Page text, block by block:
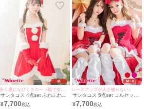
歩く度になびくスカート裾で女子力UP!♪
サンタコス 4点set ふわふわフ
レアラップデザイン サンタ コ
スプレ [ワンピース+サンタ帽
¥7,700
レースアップが人と被らない♪
サンタコス 5点set コルセット
調レースアップデザインフレア
スカート サンタ コスプレ [ワ
¥7,700